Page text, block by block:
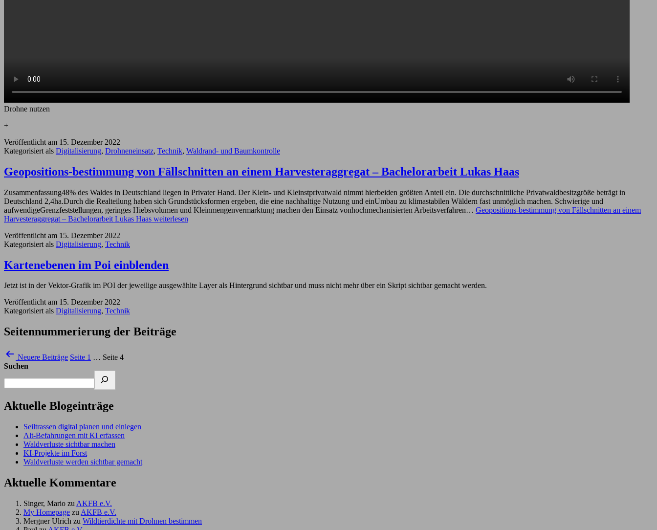
Drohne nutzen
+
Veröffentlicht am 15. Dezember 2022
Kategorisiert als Digitalisierung, Drohneneinsatz, Technik, Waldrand- und Baumkontrolle
Geopositions-bestimmung von Fällschnitten an einem Harvesteraggregat – Bachelorarbeit Lukas Haas
Zusammenfassung48% des Waldes in Deutschland liegen in Privater Hand. Der Klein- und Kleinstprivatwald nimmt hierbeiden größten Anteil ein. Die durchschnittliche Privatwaldbesitzgröße beträgt in
Deutschland 2,4ha.Durch die Realteilung haben sich Grundstücksformen ergeben, die eine nachhaltige Nutzung und einUmbau zu klimastabilen Wäldern fast unmöglich machen. Schwierige und
aufwendigeGrenzfeststellungen, geringes Hiebsvolumen und Kleinmengenvermarktung machen den Einsatz vonhochmechanisierten Arbeitsverfahren… Geopositions-bestimmung von Fällschnitten an einem
Harvesteraggregat – Bachelorarbeit Lukas Haas weiterlesen
Veröffentlicht am 15. Dezember 2022
Kategorisiert als Digitalisierung, Technik
Kartenebenen im Poi einblenden
Jetzt ist in der Vektor-Grafik im POI der jeweilige ausgewählte Layer als Hintergrund sichtbar und muss nicht mehr über ein Skript sichtbar gemacht werden.
Veröffentlicht am 15. Dezember 2022
Kategorisiert als Digitalisierung, Technik
Seitennummerierung der Beiträge
Neuere Beiträge Seite 1 … Seite 4
Suchen
Aktuelle Blogeinträge
Seiltrassen digital planen und einlegen
Alt-Befahrungen mit KI erfassen
Waldverluste sichtbar machen
KI-Projekte im Forst
Waldverluste werden sichtbar gemacht
Aktuelle Kommentare
Singer, Mario zu AKFB e.V.
My Homepage zu AKFB e.V.
Mergner Ulrich zu Wildtierdichte mit Drohnen bestimmen